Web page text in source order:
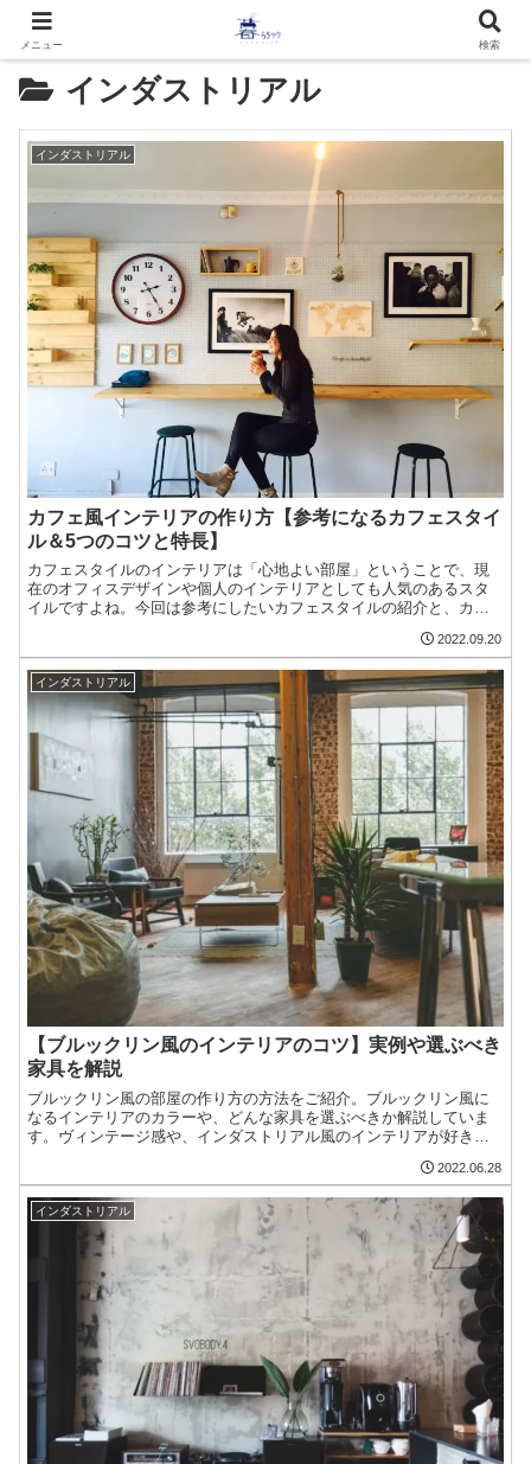
インダストリアル
インダストリアル
カフェ風インテリアの作り方【参考になるカフェスタイ
ル＆5つのコツと特長】
カフェスタイルのインテリアは「心地よい部屋」ということで、現
在のオフィスデザインや個人のインテリアとしても人気のあるスタ
イルですよね。今回は参考にしたいカフェスタイルの紹介と、カフ
2022.09.20
インダストリアル
【ブルックリン風のインテリアのコツ】実例や選ぶべき
家具を解説
ブルックリン風の部屋の作り方の方法をご紹介。ブルックリン風に
なるインテリアのカラーや、どんな家具を選ぶべきか解説していま
す。ヴィンテージ感や、インダストリアル風のインテリアが好きな
2022.06.28
インダストリアル
メニュー 検索